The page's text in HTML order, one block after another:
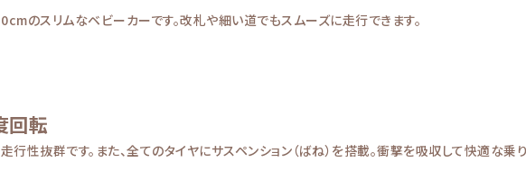
のスリムなベビーカーです。改札や細い道でもスムーズに走行できます。
回転
性抜群です。また、全てのタイヤにサスペンション（ばね）を搭載。衝撃を吸収して快適な乗